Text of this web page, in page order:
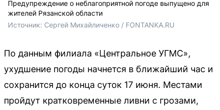
Предупреждение о неблагоприятной погоде выпущено для
жителей Рязанской области
Источник: Сергей Михайличенко / FONTANKA.RU
По данным филиала «Центральное УГМС»,
ухудшение погоды начнется в ближайший час и
сохранится до конца суток 17 июня. Местами
пройдут кратковременные ливни с грозами,